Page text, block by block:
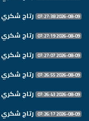
2026-08-09 07:27:38 رتاج شكري
2026-08-09 07:27:19 رتاج شكري
2026-08-09 07:27:07 رتاج شكري
2026-08-09 07:26:55 رتاج شكري
2026-08-09 07:26:43 رتاج شكري
2026-08-09 07:26:17 رتاج شكري